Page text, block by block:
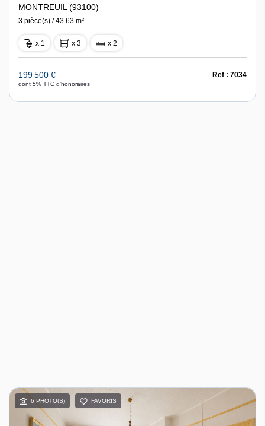
MONTREUIL (93100)
3 pièce(s) / 43.63 m²
x 1 x 3 x 2
199 500 €
dont 5% TTC d'honoraires
Ref : 7034
6 PHOTO(S) FAVORIS